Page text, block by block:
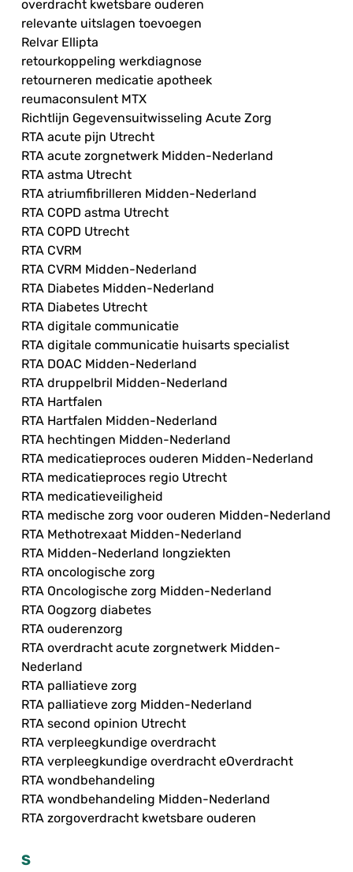
overdracht kwetsbare ouderen
relevante uitslagen toevoegen
Relvar Ellipta
retourkoppeling werkdiagnose
retourneren medicatie apotheek
reumaconsulent MTX
Richtlijn Gegevensuitwisseling Acute Zorg
RTA acute pijn Utrecht
RTA acute zorgnetwerk Midden-Nederland
RTA astma Utrecht
RTA atriumfibrilleren Midden-Nederland
RTA COPD astma Utrecht
RTA COPD Utrecht
RTA CVRM
RTA CVRM Midden-Nederland
RTA Diabetes Midden-Nederland
RTA Diabetes Utrecht
RTA digitale communicatie
RTA digitale communicatie huisarts specialist
RTA DOAC Midden-Nederland
RTA druppelbril Midden-Nederland
RTA Hartfalen
RTA Hartfalen Midden-Nederland
RTA hechtingen Midden-Nederland
RTA medicatieproces ouderen Midden-Nederland
RTA medicatieproces regio Utrecht
RTA medicatieveiligheid
RTA medische zorg voor ouderen Midden-Nederland
RTA Methotrexaat Midden-Nederland
RTA Midden-Nederland longziekten
RTA oncologische zorg
RTA Oncologische zorg Midden-Nederland
RTA Oogzorg diabetes
RTA ouderenzorg
RTA overdracht acute zorgnetwerk Midden-
Nederland
RTA palliatieve zorg
RTA palliatieve zorg Midden-Nederland
RTA second opinion Utrecht
RTA verpleegkundige overdracht
RTA verpleegkundige overdracht eOverdracht
RTA wondbehandeling
RTA wondbehandeling Midden-Nederland
RTA zorgoverdracht kwetsbare ouderen
S